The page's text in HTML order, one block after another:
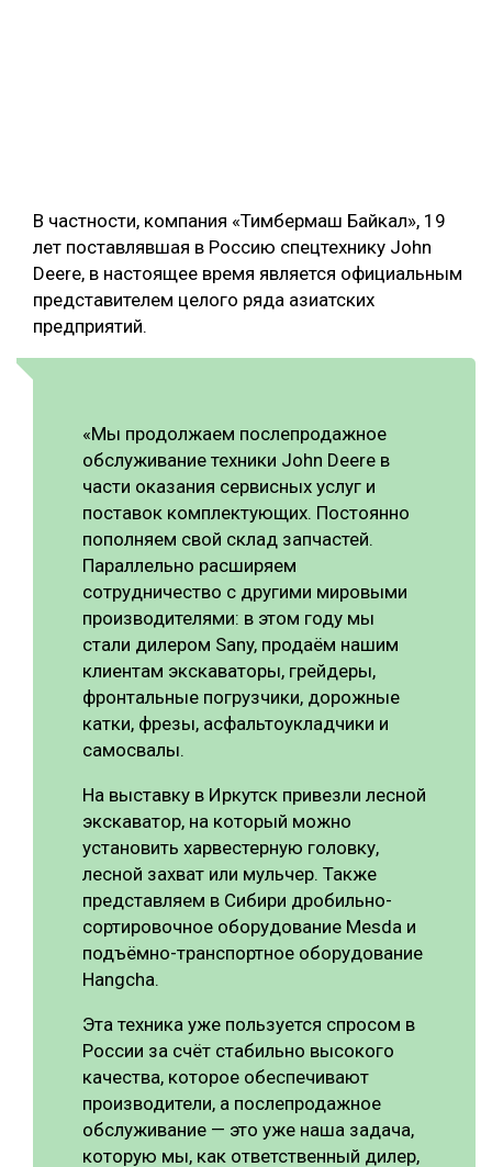
В частности, компания «Тимбермаш Байкал», 19
лет поставлявшая в Россию спецтехнику John
Deere, в настоящее время является официальным
представителем целого ряда азиатских
предприятий.
«Мы продолжаем послепродажное
обслуживание техники John Deere в
части оказания сервисных услуг и
поставок комплектующих. Постоянно
пополняем свой склад запчастей.
Параллельно расширяем
сотрудничество с другими мировыми
производителями: в этом году мы
стали дилером Sany, продаём нашим
клиентам экскаваторы, грейдеры,
фронтальные погрузчики, дорожные
катки, фрезы, асфальтоукладчики и
самосвалы.
На выставку в Иркутск привезли лесной
экскаватор, на который можно
установить харвестерную головку,
лесной захват или мульчер. Также
представляем в Сибири дробильно-
сортировочное оборудование Mesda и
подъёмно-транспортное оборудование
Hangcha.
Эта техника уже пользуется спросом в
России за счёт стабильно высокого
качества, которое обеспечивают
производители, а послепродажное
обслуживание — это уже наша задача,
которую мы, как ответственный дилер,